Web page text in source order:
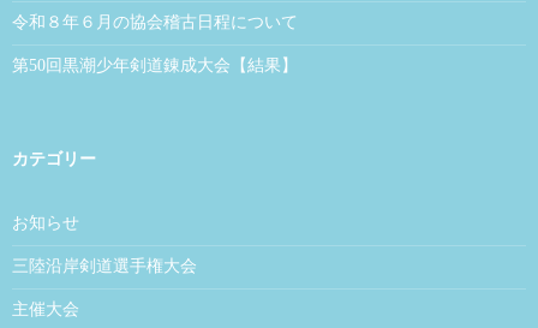
令和８年６月の協会稽古日程について
第50回黒潮少年剣道錬成大会【結果】
カテゴリー
お知らせ
三陸沿岸剣道選手権大会
主催大会